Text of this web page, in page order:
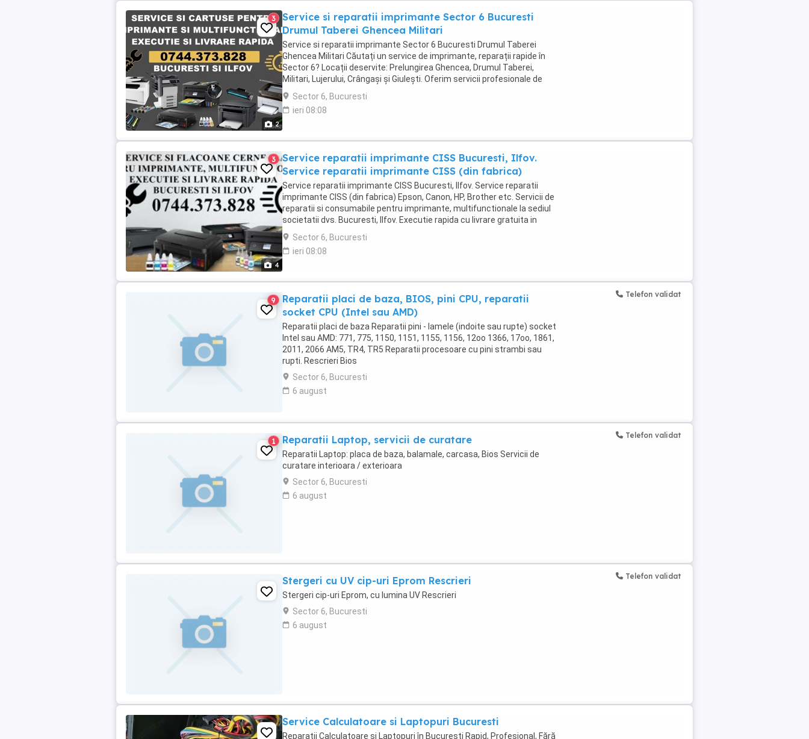
2
3
Service si reparatii imprimante Sector 6 Bucuresti
Drumul Taberei Ghencea Militari
Service si reparatii imprimante Sector 6 Bucuresti Drumul Taberei
Ghencea Militari Căutați un service de imprimante, reparații rapide în
Sector 6? Locații deservite: Prelungirea Ghencea, Drumul Taberei,
Militari, Lujerului, Crângași și Giulești. Oferim servicii profesionale de
mentenanță și reparații ...
Sector 6, Bucuresti
ieri 08:08
4
3
Service reparatii imprimante CISS Bucuresti, Ilfov.
Service reparatii imprimante CISS (din fabrica)
Service reparatii imprimante CISS Bucuresti, Ilfov. Service reparatii
imprimante CISS (din fabrica) Epson, Canon, HP, Brother etc. Servicii de
reparatii si consumabile pentru imprimante, multifunctionale la sediul
societatii dvs. Bucuresti, Ilfov. Executie rapida cu livrare gratuita in
max. 2 ore la ...
Sector 6, Bucuresti
ieri 08:08
9
Reparatii placi de baza, BIOS, pini CPU, reparatii
socket CPU (Intel sau AMD)
Reparatii placi de baza Reparatii pini - lamele (indoite sau rupte) socket
Intel sau AMD: 771, 775, 1150, 1151, 1155, 1156, 12oo 1366, 17oo, 1861,
2011, 2066 AM5, TR4, TR5 Reparatii procesoare cu pini strambi sau
rupti. Rescrieri Bios
Sector 6, Bucuresti
6 august
Telefon validat
1 Reparatii Laptop, servicii de curatare
Reparatii Laptop: placa de baza, balamale, carcasa, Bios Servicii de
curatare interioara / exterioara
Sector 6, Bucuresti
6 august
Telefon validat
Stergeri cu UV cip-uri Eprom Rescrieri
Stergeri cip-uri Eprom, cu lumina UV Rescrieri
Sector 6, Bucuresti
6 august
Telefon validat
Service Calculatoare si Laptopuri Bucuresti
Reparații Calculatoare și Laptopuri în București Rapid, Profesional, Fără